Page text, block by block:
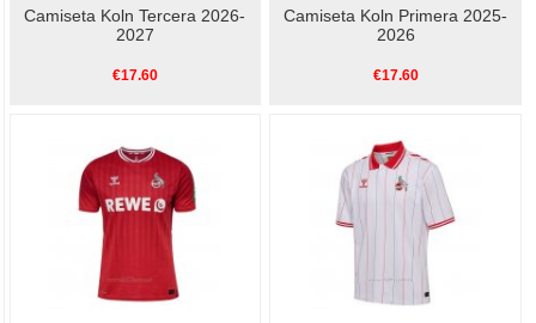
Camiseta Koln Tercera 2026-
2027
€17.60
Camiseta Koln Primera 2025-
2026
€17.60